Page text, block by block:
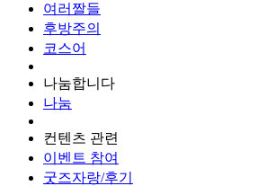
여러짤들
후방주의
코스어
나눔합니다
나눔
컨텐츠 관련
이벤트 참여
굿즈자랑/후기